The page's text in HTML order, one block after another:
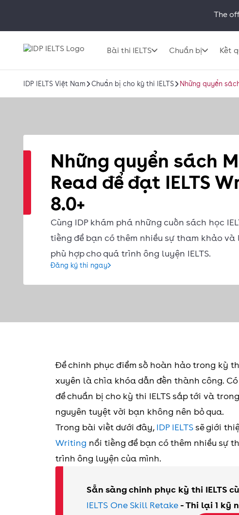
The
Bài thi IELTS Chuẩn bị Kết
IDP IELTS Việt Nam Chuẩn bị cho kỳ thi IELTS Những quyển
Những quyển sách
Read để đạt IELTS
8.0+
Cùng IDP khám phá những cuốn sách học
tiếng để bạn có thêm nhiều sự tham khảo và
phù hợp cho quá trình ông luyện IELTS.
Đăng ký thi ngay
Để chinh phục điểm số hoàn hảo trong kỳ
xuyên là chìa khóa dẫn đến thành công.
để chuẩn bị cho kỳ thi IELTS sắp tới và
nguyên tuyệt vời bạn không nên bỏ qua.
Trong bài viết dưới đây, IDP IELTSsẽ giới
Writing nổi tiếng để bạn có thêm nhiều sự
trình ông luyện của mình.
Sẵn sàng chinh phục kỳ thi IELTS
IELTS One Skill Retake - Thi lại 1 kỹ